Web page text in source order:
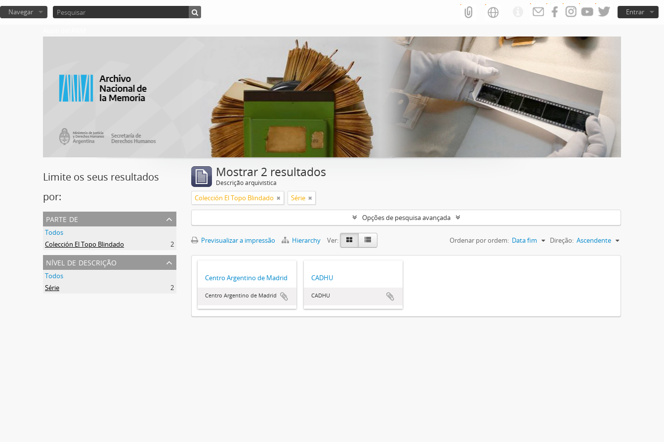
Entrar
Navegar
Limite os seus resultados
por:
parte de
Todos
Colección El Topo Blindado
2
nível de descrição
Todos
Série
2
Mostrar 2 resultados
Descrição arquivística
Colección El Topo Blindado Série
Opções de pesquisa avançada
Previsualizar a impressão Hierarchy Ver: Ordenar por ordem: Data fim Direção: Ascendente
Centro Argentino de Madrid
Centro Argentino de Madrid
CADHU
CADHU